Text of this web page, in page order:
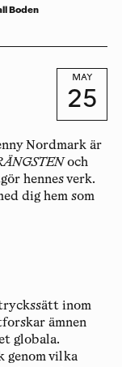
Boden
MAY
25
Nordmarkär
och
hennes verk.
dig hem som
inom
ämnen
globala.
genom vilka